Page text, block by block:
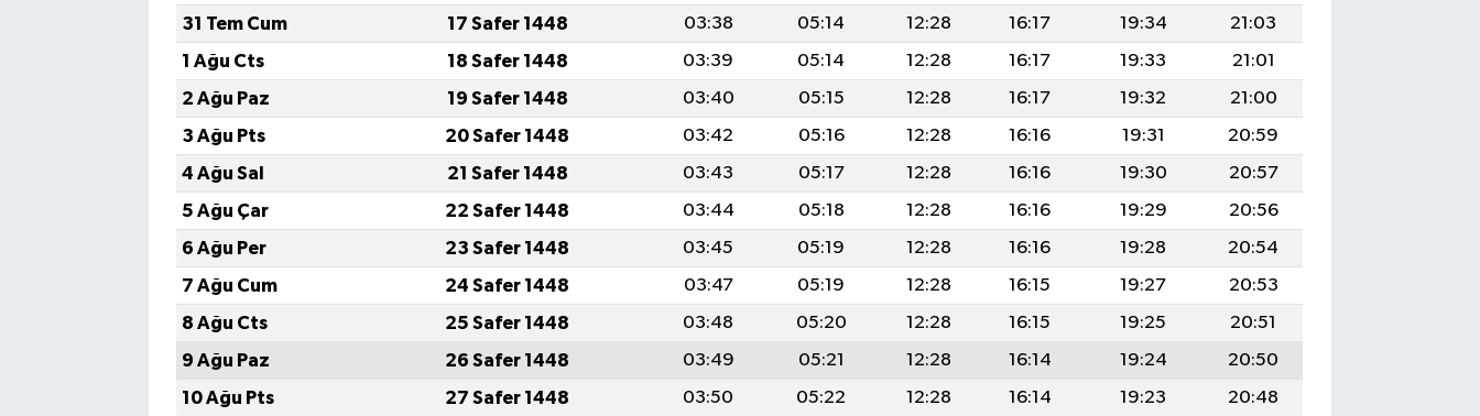
31 Tem Cum
17 Safer 1448 03:38 05:14 12:28 16:17 19:34
21:03
1 Ağu Cts
18 Safer 1448 03:39 05:14 12:28 16:17 19:33
21:01
2 Ağu Paz
19 Safer 1448 03:40 05:15 12:28 16:17 19:32
21:00
3 Ağu Pts
20 Safer 1448 03:42 05:16 12:28 16:16 19:31
20:59
4 Ağu Sal
21 Safer 1448 03:43 05:17 12:28 16:16 19:30
20:57
5 Ağu Çar
22 Safer 1448 03:44 05:18 12:28 16:16 19:29
20:56
6 Ağu Per
23 Safer 1448 03:45 05:19 12:28 16:16 19:28
20:54
7 Ağu Cum
24 Safer 1448 03:47 05:19 12:28 16:15 19:27
20:53
8 Ağu Cts
25 Safer 1448 03:48 05:20 12:28 16:15 19:25
20:51
9 Ağu Paz
26 Safer 1448 03:49 05:21 12:28 16:14 19:24
20:50
10 Ağu Pts
27 Safer 1448 03:50 05:22 12:28 16:14 19:23
20:48